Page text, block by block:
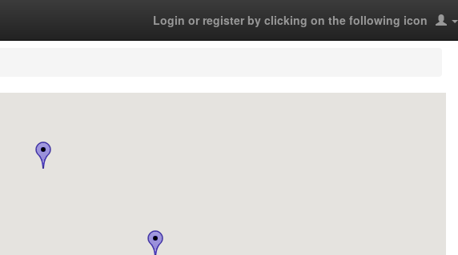
Login or register by clicking on the following icon